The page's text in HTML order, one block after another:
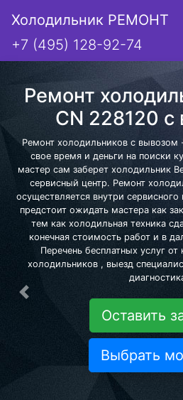
Холодильник РЕМОНТ
+7 (495) 128-92-74
Ремонт
CN 228120 с
Ремонт холодильников с вывозом
свое время и деньги на поиски
мастер сам заберет холодильник
сервисный центр. Ремонт
осуществляется внутри
предстоит ожидать мастера как
тем как холодильная техника
конечная стоимость работ и в
Перечень бесплатных услуг
холодильников , выезд
Оставить
Выбрать
Предыдущая